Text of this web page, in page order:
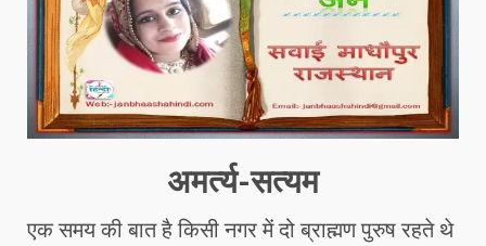
अमर्त्य-सत्यम
एक समय की बात है किसी नगर में दो ब्राह्मण पुरुष रहते थे